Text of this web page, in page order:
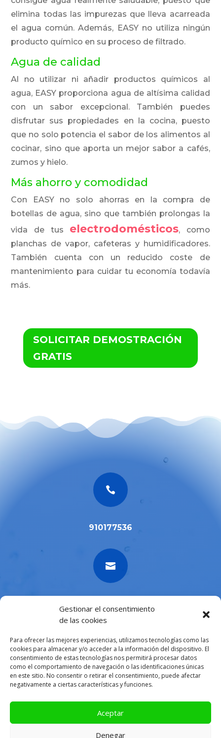
Gestionar el consentimiento
de las cookies
Para ofrecer las mejores experiencias, utilizamos tecnologías como las
cookies para almacenar y/o acceder a la información del dispositivo. El
consentimiento de estas tecnologías nos permitirá procesar datos
como el comportamiento de navegación o las identificaciones únicas
en este sitio. No consentir o retirar el consentimiento, puede afectar
negativamente a ciertas características y funciones.
Aceptar
Denegar
elimina todas las impurezas que lleva acarreada
el agua común. Además, EASY no utiliza ningún
producto químico en su proceso de filtrado.
Agua de calidad
Al no utilizar ni añadir productos químicos al
agua, EASY proporciona agua de altísima calidad
con un sabor excepcional. También puedes
disfrutar sus propiedades en la cocina, puesto
que no solo potencia el sabor de los alimentos al
cocinar, sino que aporta un mejor sabor a cafés,
zumos y hielo.
Más ahorro y comodidad
Con EASY no solo ahorras en la compra de
botellas de agua, sino que también prolongas la
vida de tus electrodomésticos, como
planchas de vapor, cafeteras y humidificadores.
También cuenta con un reducido coste de
mantenimiento para cuidar tu economía todavía
más.
SOLICITAR DEMOSTRACIÓN
GRATIS

910177536


Lunes a viernes de9.30h a 14.30h